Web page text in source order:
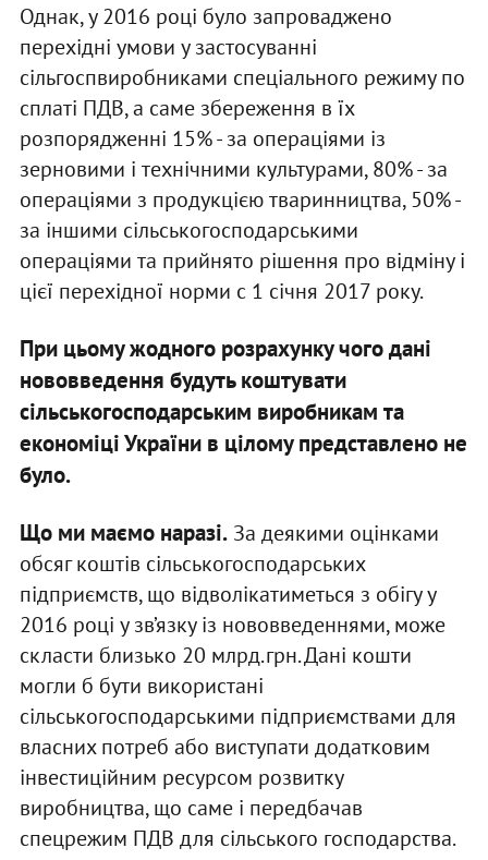
Однак, у 2016 році було запроваджено
перехідні умови у застосуванні
сільгоспвиробниками спеціального режиму по
сплаті ПДВ, а саме збереження в їх
розпорядженні 15% - за операціями із
зерновими і технічними культурами, 80% - за
операціями з продукцією тваринництва, 50% -
за іншими сільськогосподарськими
операціями та прийнято рішення про відміну і
цієї перехідної норми с 1 січня 2017 року.
При цьому жодного розрахунку чого дані
нововведення будуть коштувати
сільськогосподарським виробникам та
економіці України в цілому представлено не
було.
Що ми маємо наразі.За деякими оцінками
обсяг коштів сільськогосподарських
підприємств, що відволікатиметься з обігу у
2016 році у зв’язку із нововведеннями, може
скласти близько 20 млрд.грн. Дані кошти
могли б бути використані
сільськогосподарськими підприємствами для
власних потреб або виступати додатковим
інвестиційним ресурсом розвитку
виробництва, що саме і передбачав
спецрежим ПДВ для сільського господарства.